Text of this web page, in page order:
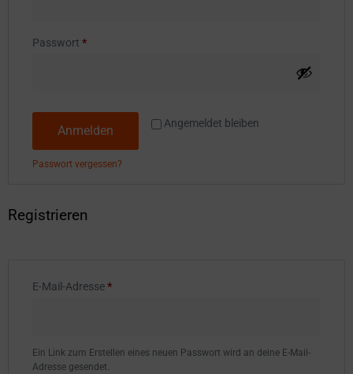
Passwort *
Angemeldet bleiben
Anmelden
Passwort vergessen?
Registrieren
E-Mail-Adresse*
Ein Link zum Erstellen eines neuen Passwort wird an deine E-Mail-
Adresse gesendet.